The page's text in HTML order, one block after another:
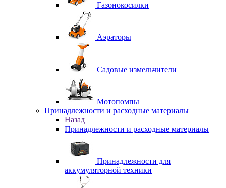
Газонокосилки
Аэраторы
Садовые измельчители
Мотопомпы
Принадлежности и расходные материалы
Назад
Принадлежности и расходные материалы
Принадлежности для
аккумуляторной техники